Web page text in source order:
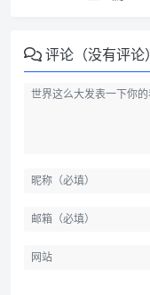
评论（没有评论）